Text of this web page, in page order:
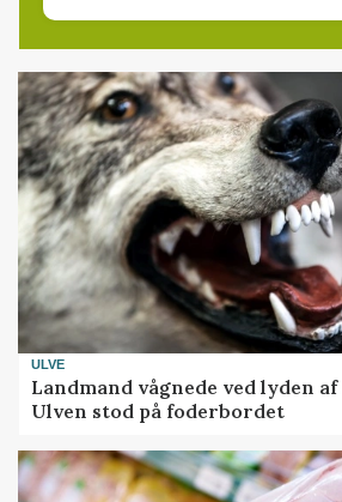
ULVE
Landmand vågnede ved lyden
Ulven stod på foderbordet